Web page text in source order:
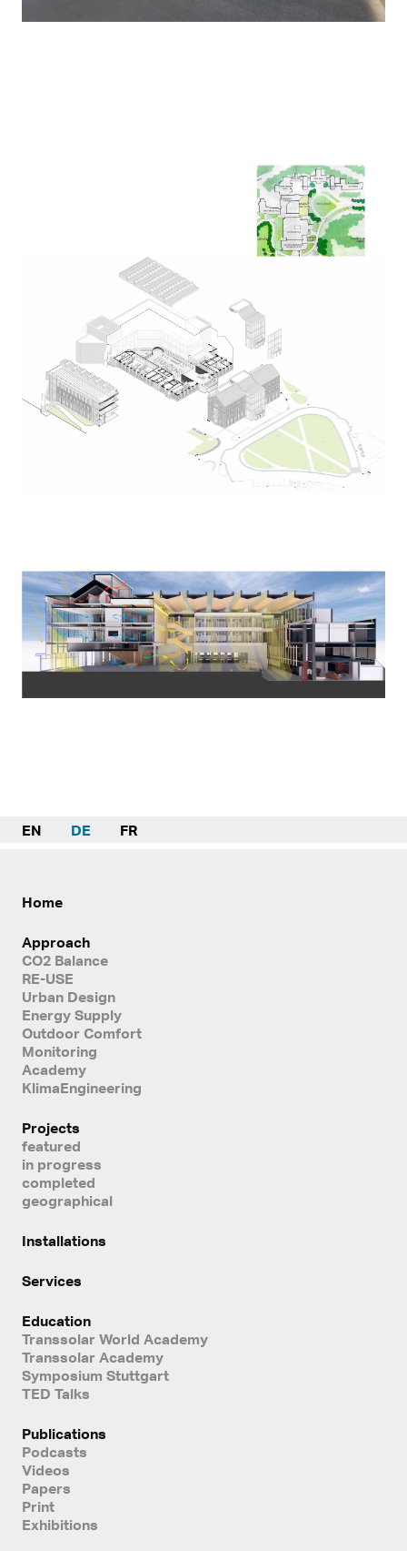
EN DE FR
Home
Approach
CO2 Balance
RE-USE
Urban Design
Energy Supply
Outdoor Comfort
Monitoring
Academy
KlimaEngineering
Projects
featured
in progress
completed
geographical
Installations
Services
Education
Transsolar World Academy
Transsolar Academy
Symposium Stuttgart
TED Talks
Publications
Podcasts
Videos
Papers
Print
Exhibitions